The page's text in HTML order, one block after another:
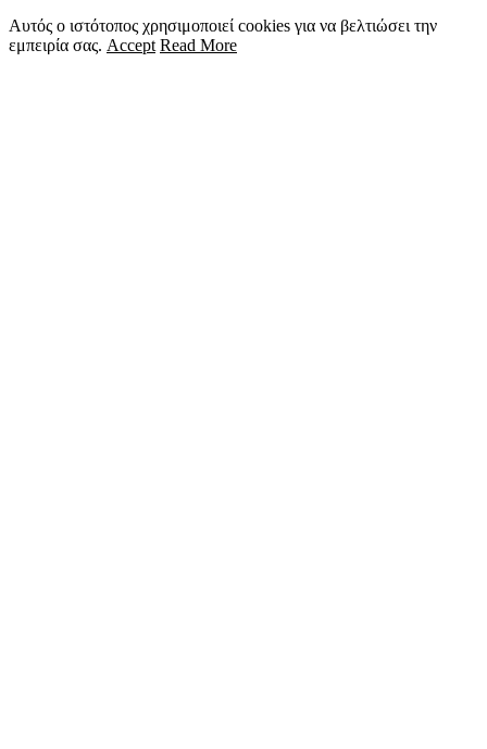
Αυτός ο ιστότοπος χρησιμοποιεί cookies για να βελτιώσει την
εμπειρία σας. Accept Read More